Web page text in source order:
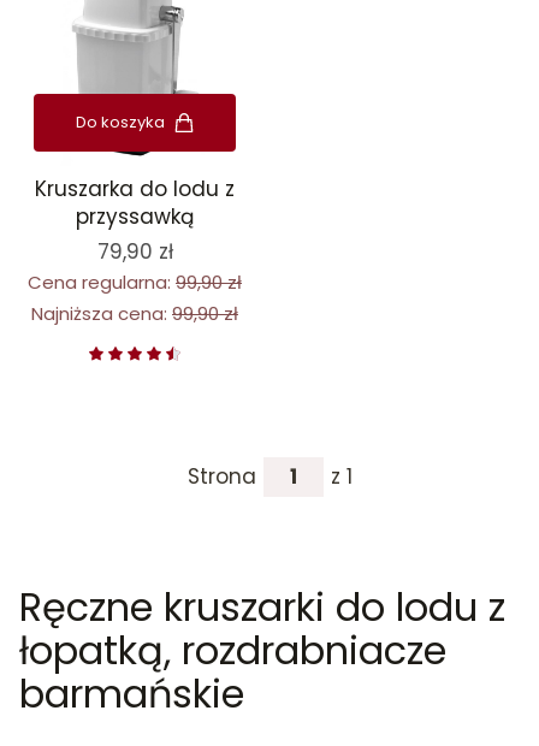
Do koszyka
Kruszarka do lodu z
przyssawką
79,90 zł
Cena regularna: 99,90 zł
Najniższa cena: 99,90 zł
Strona z 1
Ręczne kruszarki do lodu z
łopatką, rozdrabniacze
barmańskie